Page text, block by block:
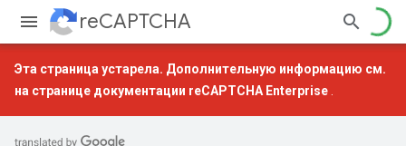
reCAPTCHA
Эта страница устарела. Дополнительную информацию см.
на странице документации reCAPTCHA Enterprise